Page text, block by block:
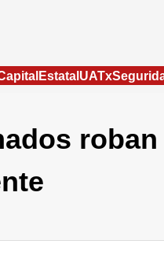
Estatal UATx